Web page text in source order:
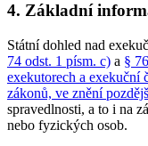
4. Základní
Státní dohled nad
74 odst. 1 písm. c) a §
exekutorech a exekuční
zákonů, ve znění
spravedlnosti, a to i na
nebo fyzických osob.